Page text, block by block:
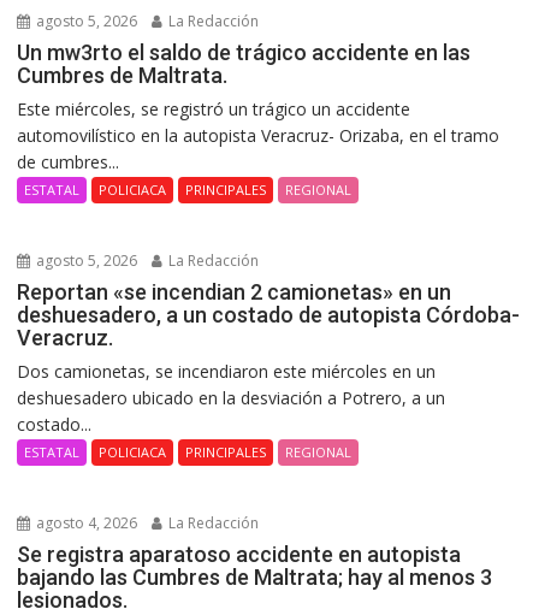
agosto 5, 2026 La Redacción
Un mw3rto el saldo de trágico accidente en las
Cumbres de Maltrata.
Este miércoles, se registró un trágico un accidente
automovilístico en la autopista Veracruz- Orizaba, en el tramo
de cumbres...
ESTATAL POLICIACA PRINCIPALES REGIONAL
agosto 5, 2026 La Redacción
Reportan «se incendian 2 camionetas» en un
deshuesadero, a un costado de autopista Córdoba-
Veracruz.
Dos camionetas, se incendiaron este miércoles en un
deshuesadero ubicado en la desviación a Potrero, a un
costado...
ESTATAL POLICIACA PRINCIPALES REGIONAL
agosto 4, 2026 La Redacción
Se registra aparatoso accidente en autopista
bajando las Cumbres de Maltrata; hay al menos 3
lesionados.